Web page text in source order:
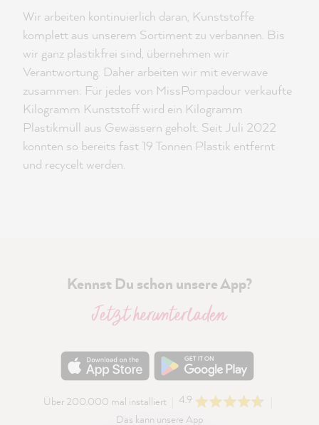
Wir arbeiten kontinuierlich daran, Kunststoffe
komplett aus unserem Sortiment zu verbannen. Bis
wir ganz plastikfrei sind, übernehmen wir
Verantwortung. Daher arbeiten wir mit everwave
zusammen: Für jedes von MissPompadour verkaufte
Kilogramm Kunststoff wird ein Kilogramm
Plastikmüll aus Gewässern geholt. Seit Juli 2022
konnten so bereits fast 19 Tonnen Plastik entfernt
und recycelt werden.
Kennst Du schon unsere App?
Jetzt herunterladen
Über 200.000 mal installiert
4.9
Das kann unsere App